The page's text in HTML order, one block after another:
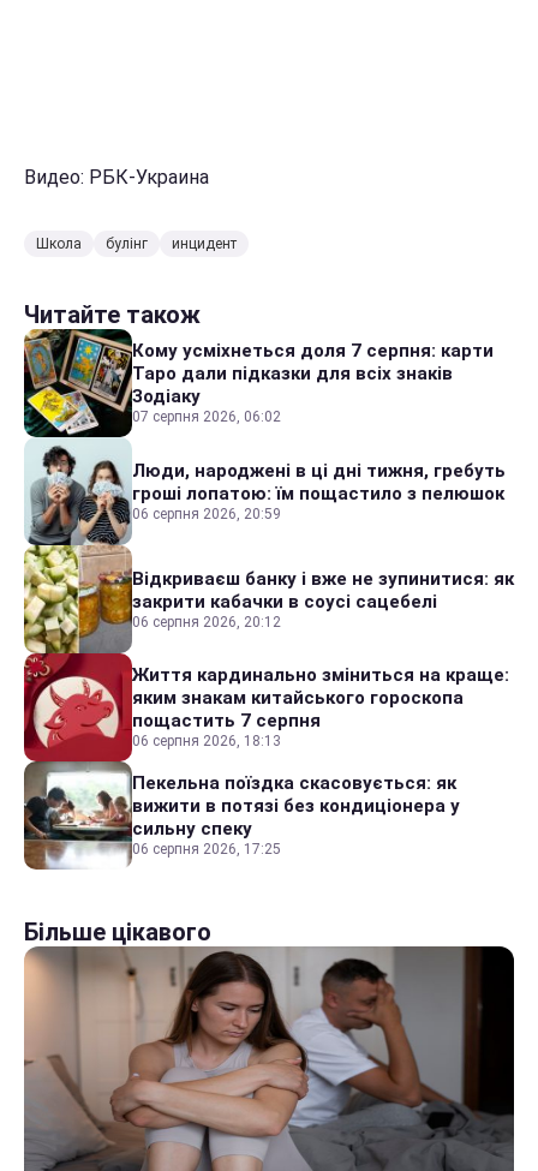
Видео: РБК-Украина
Школа булінг инцидент
Читайте також
Кому усміхнеться доля 7 серпня: карти
Таро дали підказки для всіх знаків
Зодіаку
07 серпня 2026, 06:02
Люди, народжені в ці дні тижня, гребуть
гроші лопатою: їм пощастило з пелюшок
06 серпня 2026, 20:59
Відкриваєш банку і вже не зупинитися: як
закрити кабачки в соусі сацебелі
06 серпня 2026, 20:12
Життя кардинально зміниться на краще:
яким знакам китайського гороскопа
пощастить 7 серпня
06 серпня 2026, 18:13
Пекельна поїздка скасовується: як
вижити в потязі без кондиціонера у
сильну спеку
06 серпня 2026, 17:25
Більше цікавого